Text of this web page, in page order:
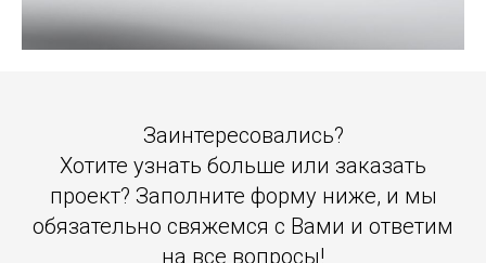
Заинтересовались?
Хотите узнать больше или заказать
проект? Заполните форму ниже, и мы
обязательно свяжемся с Вами и ответим
на все вопросы!